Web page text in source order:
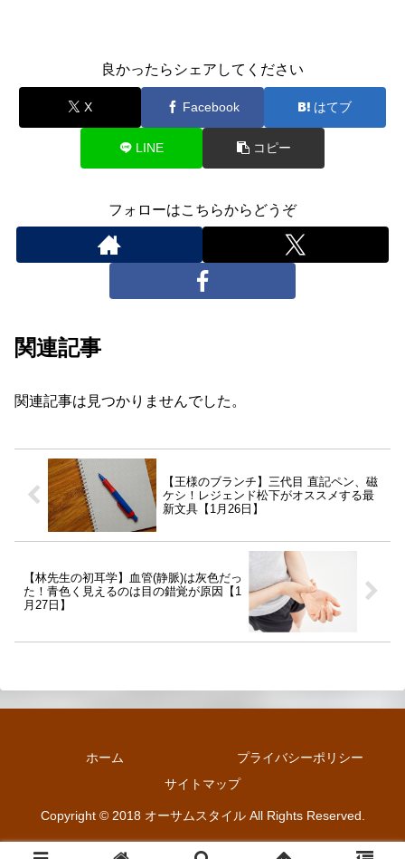
良かったらシェアしてください
X Facebook はてブ
LINE コピー
フォローはこちらからどうぞ
関連記事
関連記事は見つかりませんでした。
【王様のブランチ】三代目 直記ペン、磁
ケシ！レジェンド松下がオススメする最
新文具【1月26日】
【林先生の初耳学】血管(静脈)は灰色だっ
た！青色く見えるのは目の錯覚が原因【1
月27日】
ホーム
プライバシーポリシー
サイトマップ
Copyright © 2018 オーサムスタイル All Rights Reserved.